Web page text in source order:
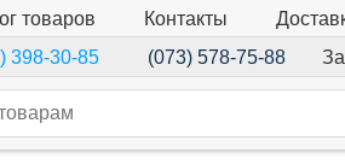
товаров Контакты
398-30-85 (073) 578-75-88